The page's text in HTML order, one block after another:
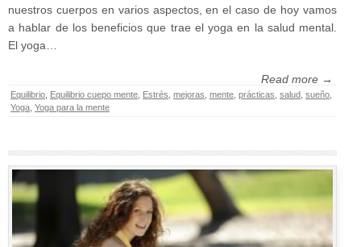
nuestros cuerpos en varios aspectos, en el caso de hoy vamos
a hablar de los beneficios que trae el yoga en la salud mental.
El yoga…
Read more →
Equilibrio, Equilibrio cuepo mente, Estrés, mejoras, mente, prácticas, salud, sueño,
Yoga, Yoga para la mente